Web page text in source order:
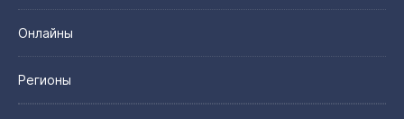
Онлайны
Регионы